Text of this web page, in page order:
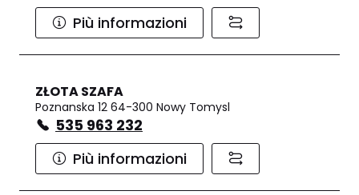
Più informazioni
ZŁOTA SZAFA
Poznanska 12 64-300 Nowy Tomysl
535 963 232
Più informazioni